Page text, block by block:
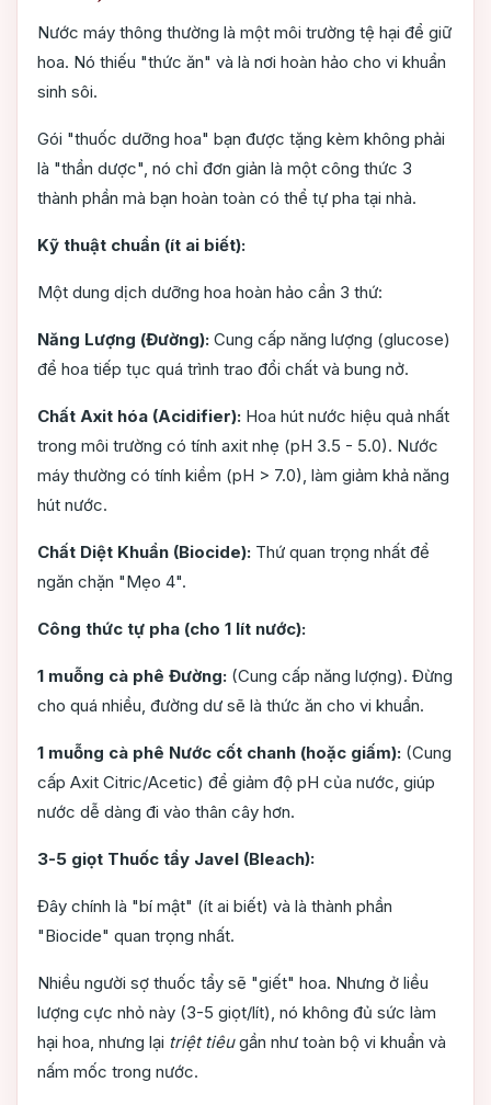
Nước máy thông thường là một môi trường tệ hại để giữ
hoa. Nó thiếu "thức ăn" và là nơi hoàn hảo cho vi khuẩn
sinh sôi.
Gói "thuốc dưỡng hoa" bạn được tặng kèm không phải
là "thần dược", nó chỉ đơn giản là một công thức 3
thành phần mà bạn hoàn toàn có thể tự pha tại nhà.
Kỹ thuật chuẩn (ít ai biết):
Một dung dịch dưỡng hoa hoàn hảo cần 3 thứ:
Năng Lượng (Đường): Cung cấp năng lượng (glucose)
để hoa tiếp tục quá trình trao đổi chất và bung nở.
Chất Axit hóa (Acidifier): Hoa hút nước hiệu quả nhất
trong môi trường có tính axit nhẹ (pH 3.5 - 5.0). Nước
máy thường có tính kiềm (pH > 7.0), làm giảm khả năng
hút nước.
Chất Diệt Khuẩn (Biocide): Thứ quan trọng nhất để
ngăn chặn "Mẹo 4".
Công thức tự pha (cho 1 lít nước):
1 muỗng cà phê Đường: (Cung cấp năng lượng). Đừng
cho quá nhiều, đường dư sẽ là thức ăn cho vi khuẩn.
1 muỗng cà phê Nước cốt chanh (hoặc giấm): (Cung
cấp Axit Citric/Acetic) để giảm độ pH của nước, giúp
nước dễ dàng đi vào thân cây hơn.
3-5 giọt Thuốc tẩy Javel (Bleach):
Đây chính là "bí mật" (ít ai biết) và là thành phần
"Biocide" quan trọng nhất.
Nhiều người sợ thuốc tẩy sẽ "giết" hoa. Nhưng ở liều
lượng cực nhỏ này (3-5 giọt/lít), nó không đủ sức làm
hại hoa, nhưng lại triệt tiêugần như toàn bộ vi khuẩn và
nấm mốc trong nước.